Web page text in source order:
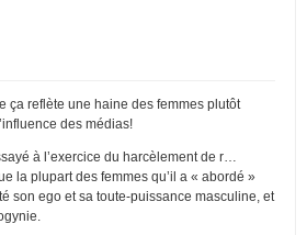
ça reflète une haine des femmes plutôt
des médias!
à l’exercice du harcèlement de r…
la plupart des femmes qu’il a « abordé »
son ego et sa toute-puissance masculine, et